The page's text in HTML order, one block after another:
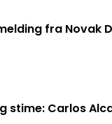
fra Novak
stime: Carlos